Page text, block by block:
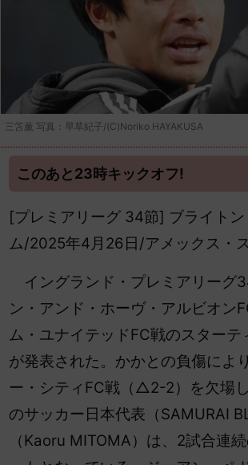
三笘薫 写真：早草紀子/(C)Noriko HAYAKUSA
このあと23時キックオフ!
[プレミアリーグ 34節] ブライトン
ム/2025年4月26日/アメックス・
イングランド・プレミアリーグ
ン・アンド・ホーヴ・アルビオン
ム・ユナイテッドFC戦のスターテ
が発表された。かかとの負傷によ
ー・シティFC戦（△2-2）を欠場
のサッカー日本代表（SAMURAI
（Kaoru MITOMA）は、2試合連